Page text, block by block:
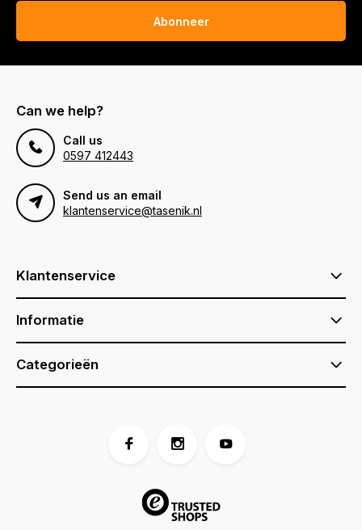
Abonneer
Can we help?
Call us
0597 412443
Send us an email
klantenservice@tasenik.nl
Klantenservice
Informatie
Categorieën